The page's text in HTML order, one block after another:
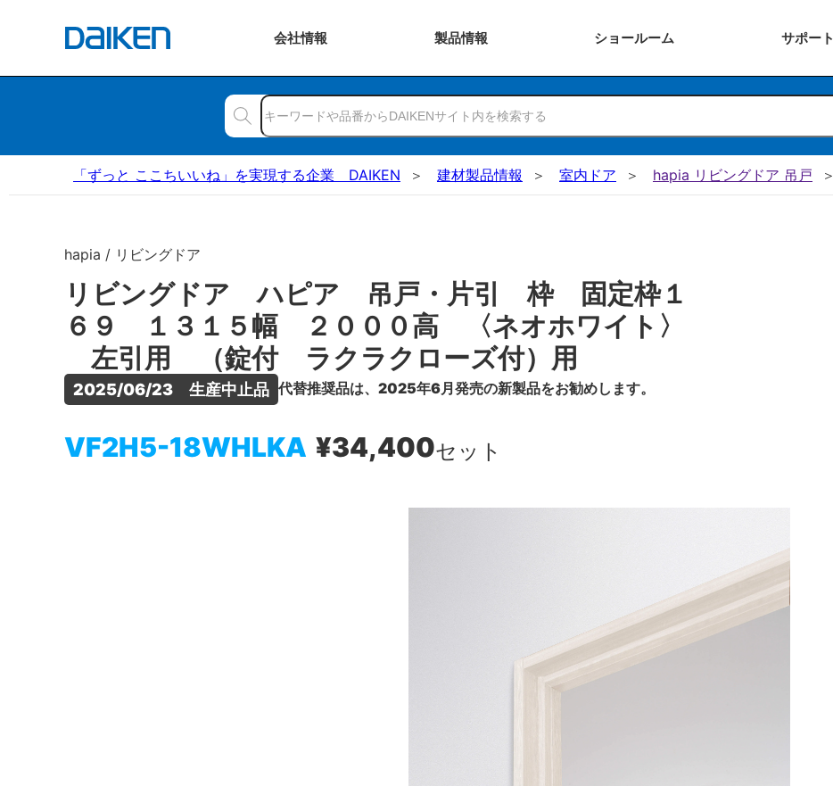
会社情報 製品情報 ショールーム サポート
「ずっと ここちいいね」を実現する企業 DAIKEN 建材製品情報 室内ドア hapia リビングドア 吊戸
hapia / リビングドア
リビングドア ハピア 吊戸・片引 枠 固定枠１
６９ １３１５幅 ２０００高 〈ネオホワイト〉
左引用 （錠付 ラクラクローズ付）用
2025/06/23　生産中止品 代替推奨品は、2025年6月発売の新製品をお勧めします。
VF2H5-18WHLKA ¥34,400セット